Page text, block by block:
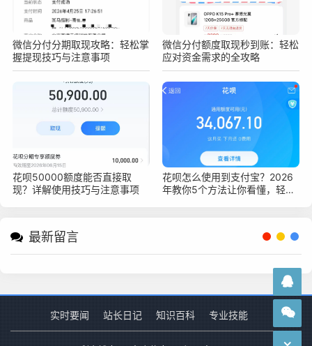
微信分付分期取现攻略：轻松掌
握提现技巧与注意事项
微信分付额度取现秒到账：轻松
应对资金需求的全攻略
花呗50000额度能否直接取
现？详解使用技巧与注意事项
花呗怎么使用到支付宝？2026
年教你5个方法让你看懂，轻松
最新留言
实时要闻 站长日记 知识百科 专业技能